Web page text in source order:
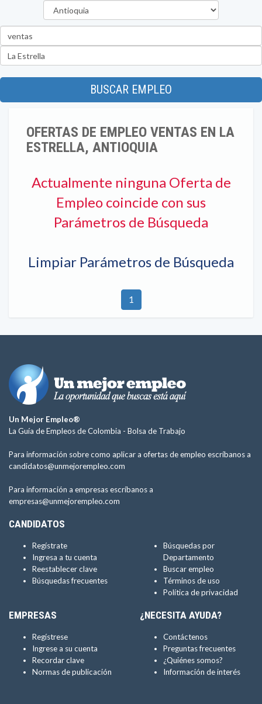
BUSCAR EMPLEO
OFERTAS DE EMPLEO VENTAS EN LA
ESTRELLA, ANTIOQUIA
Actualmente ninguna Oferta de
Empleo coincide con sus
Parámetros de Búsqueda
Limpiar Parámetros de Búsqueda
1
Un Mejor Empleo®
La Guía de Empleos de Colombia - Bolsa de Trabajo
Para información sobre como aplicar a ofertas de empleo escríbanos a
candidatos@unmejorempleo.com
Para información a empresas escríbanos a
empresas@unmejorempleo.com
CANDIDATOS
Regístrate
Ingresa a tu cuenta
Reestablecer clave
Búsquedas frecuentes
Búsquedas por
Departamento
Buscar empleo
Términos de uso
Política de privacidad
EMPRESAS
Regístrese
Ingrese a su cuenta
Recordar clave
Normas de publicación
¿NECESITA AYUDA?
Contáctenos
Preguntas frecuentes
¿Quiénes somos?
Información de interés